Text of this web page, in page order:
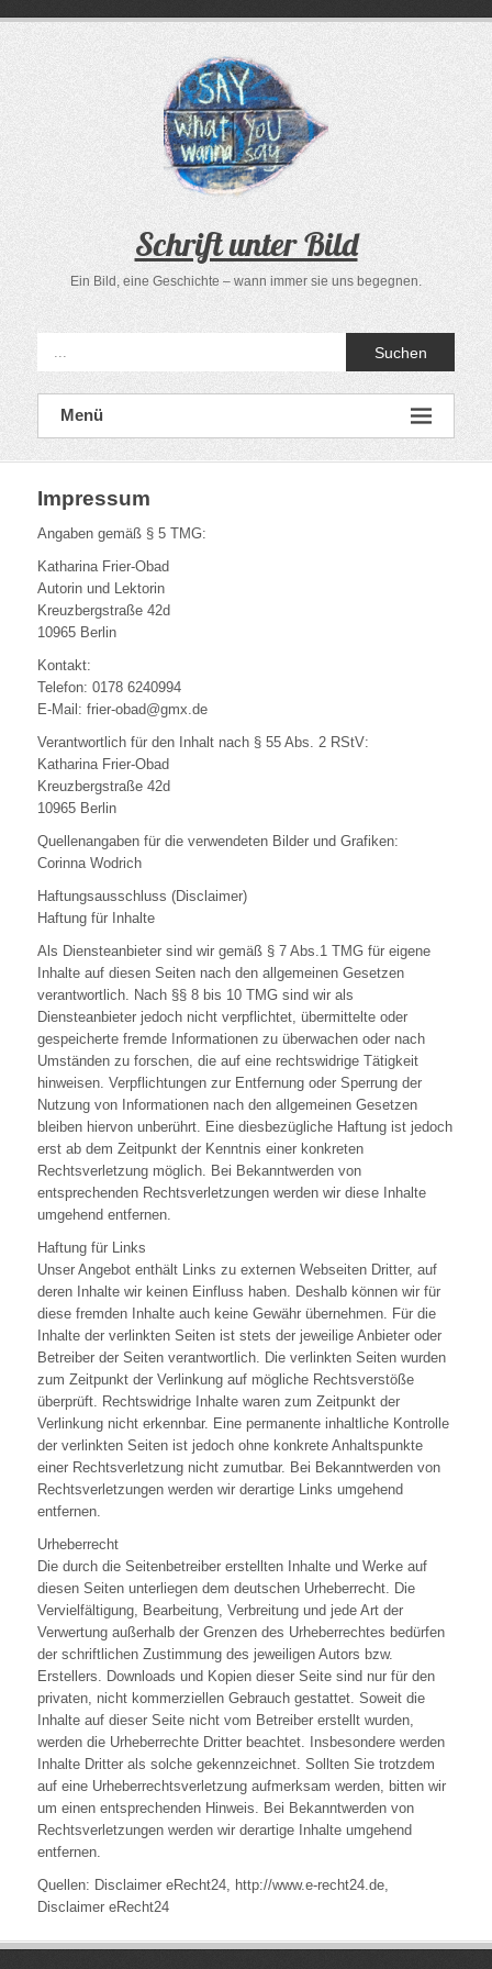
Schrift unter Bild
Ein Bild, eine Geschichte – wann immer sie uns begegnen.
Suchen
Menü
Impressum
Angaben gemäß § 5 TMG:
Katharina Frier-Obad
Autorin und Lektorin
Kreuzbergstraße 42d
10965 Berlin
Kontakt:
Telefon: 0178 6240994
E-Mail: frier-obad@gmx.de
Verantwortlich für den Inhalt nach § 55 Abs. 2 RStV:
Katharina Frier-Obad
Kreuzbergstraße 42d
10965 Berlin
Quellenangaben für die verwendeten Bilder und Grafiken:
Corinna Wodrich
Haftungsausschluss (Disclaimer)
Haftung für Inhalte
Als Diensteanbieter sind wir gemäß § 7 Abs.1 TMG für eigene
Inhalte auf diesen Seiten nach den allgemeinen Gesetzen
verantwortlich. Nach §§ 8 bis 10 TMG sind wir als
Diensteanbieter jedoch nicht verpflichtet, übermittelte oder
gespeicherte fremde Informationen zu überwachen oder nach
Umständen zu forschen, die auf eine rechtswidrige Tätigkeit
hinweisen. Verpflichtungen zur Entfernung oder Sperrung der
Nutzung von Informationen nach den allgemeinen Gesetzen
bleiben hiervon unberührt. Eine diesbezügliche Haftung ist jedoch
erst ab dem Zeitpunkt der Kenntnis einer konkreten
Rechtsverletzung möglich. Bei Bekanntwerden von
entsprechenden Rechtsverletzungen werden wir diese Inhalte
umgehend entfernen.
Haftung für Links
Unser Angebot enthält Links zu externen Webseiten Dritter, auf
deren Inhalte wir keinen Einfluss haben. Deshalb können wir für
diese fremden Inhalte auch keine Gewähr übernehmen. Für die
Inhalte der verlinkten Seiten ist stets der jeweilige Anbieter oder
Betreiber der Seiten verantwortlich. Die verlinkten Seiten wurden
zum Zeitpunkt der Verlinkung auf mögliche Rechtsverstöße
überprüft. Rechtswidrige Inhalte waren zum Zeitpunkt der
Verlinkung nicht erkennbar. Eine permanente inhaltliche Kontrolle
der verlinkten Seiten ist jedoch ohne konkrete Anhaltspunkte
einer Rechtsverletzung nicht zumutbar. Bei Bekanntwerden von
Rechtsverletzungen werden wir derartige Links umgehend
entfernen.
Urheberrecht
Die durch die Seitenbetreiber erstellten Inhalte und Werke auf
diesen Seiten unterliegen dem deutschen Urheberrecht. Die
Vervielfältigung, Bearbeitung, Verbreitung und jede Art der
Verwertung außerhalb der Grenzen des Urheberrechtes bedürfen
der schriftlichen Zustimmung des jeweiligen Autors bzw.
Erstellers. Downloads und Kopien dieser Seite sind nur für den
privaten, nicht kommerziellen Gebrauch gestattet. Soweit die
Inhalte auf dieser Seite nicht vom Betreiber erstellt wurden,
werden die Urheberrechte Dritter beachtet. Insbesondere werden
Inhalte Dritter als solche gekennzeichnet. Sollten Sie trotzdem
auf eine Urheberrechtsverletzung aufmerksam werden, bitten wir
um einen entsprechenden Hinweis. Bei Bekanntwerden von
Rechtsverletzungen werden wir derartige Inhalte umgehend
entfernen.
Quellen: Disclaimer eRecht24, http://www.e-recht24.de,
Disclaimer eRecht24